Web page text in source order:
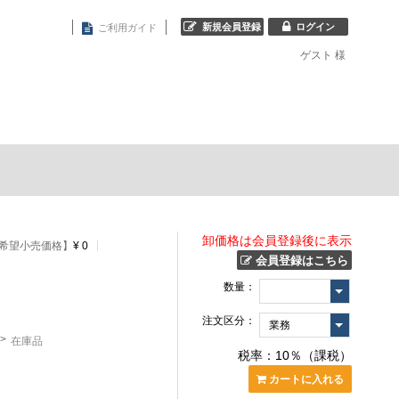
ご利用ガイド 新規会員登録 ログイン
ゲスト 様
望小売価格】¥ 0
在庫品
卸価格は会員登録後に表示
会員登録はこちら
数量：
注文区分：
税率：10％（課税）
カートに入れる